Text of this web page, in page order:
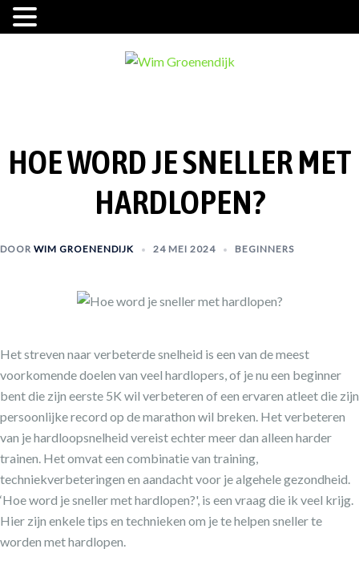
HOE WORD JE SNELLER MET
HARDLOPEN?
DOOR WIM GROENENDIJK 24 MEI 2024 BEGINNERS
Het streven naar verbeterde snelheid is een van de meest
voorkomende doelen van veel hardlopers, of je nu een beginner
bent die zijn eerste 5K wil verbeteren of een ervaren atleet die zijn
persoonlijke record op de marathon wil breken. Het verbeteren
van je hardloopsnelheid vereist echter meer dan alleen harder
trainen. Het omvat een combinatie van training,
techniekverbeteringen en aandacht voor je algehele gezondheid.
‘Hoe word je sneller met hardlopen?', is een vraag die ik veel krijg.
Hier zijn enkele tips en technieken om je te helpen sneller te
worden met hardlopen.